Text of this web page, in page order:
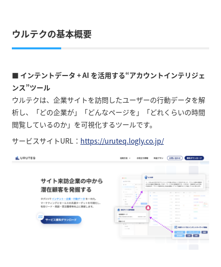
ウルテクの基本概要
■ インテントデータ + AI を活用する“アカウントインテリジェ
ンス”ツール
ウルテクは、企業サイトを訪問したユーザーの行動データを解
析し、「どの企業が」「どんなページを」「どれくらいの時間
閲覧しているのか」を可視化するツールです。
サービスサイトURL： https://uruteq.logly.co.jp/